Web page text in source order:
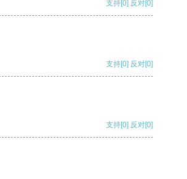
支持[0] 反对[0]
支持[0] 反对[0]
支持[0] 反对[0]